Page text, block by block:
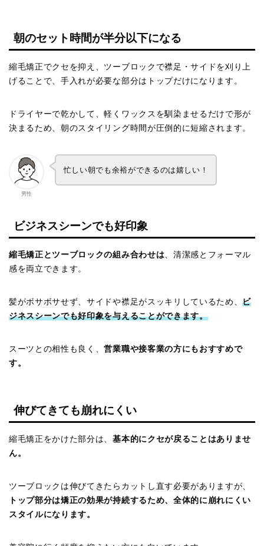
朝のセット時間が半分以下になる
縮毛矯正でクセを抑え、ツーブロックで襟足・サイドを刈り上
げることで、手入れが必要な部分はトップだけになります。
ドライヤーで乾かして、軽くワックスを馴染ませるだけで形が
決まるため、朝のスタイリング時間が圧倒的に短縮されます。
男性
忙しい朝でも余裕ができるのは嬉しい！
ビジネスシーンでも好印象
縮毛矯正とツーブロックの組み合わせは、清潔感とフォーマル
感を両立できます。
髪がボサボサせず、サイドや襟足がスッキリしているため、ビ
ジネスシーンでも好印象を与えることができます。
スーツとの相性も良く、営業職や接客業の方にもおすすめで
す。
伸びてきても崩れにくい
縮毛矯正をかけた部分は、基本的にクセが戻ることはありませ
ん。
ツーブロックは伸びてきたらカットし直す必要がありますが、
トップ部分は矯正の効果が持続するため、全体的に崩れにくい
スタイルになります。